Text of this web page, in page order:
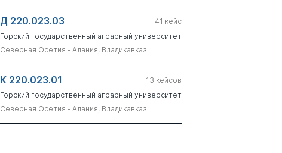
Д 220.023.03 41 кейс
Горский государственный аграрный университет
Северная Осетия - Алания, Владикавказ
К 220.023.01 13 кейсов
Горский государственный аграрный университет
Северная Осетия - Алания, Владикавказ